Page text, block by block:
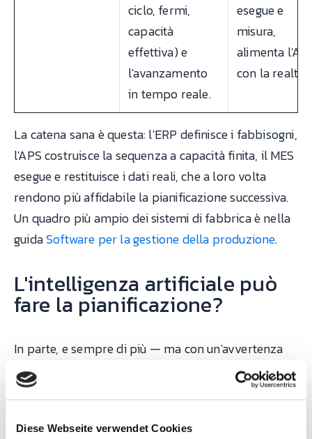
Diese Webseite verwendet Cookies
ciclo, fermi,
capacità
effettiva) e
l'avanzamento
in tempo reale.
esegue e
misura,
alimenta
con la realtà.
La catena sana è questa: l'ERP definisce i fabbisogni,
l'APS costruisce la sequenza a capacità finita, il MES
esegue e restituisce i dati reali, che a loro volta
rendono più affidabile la pianificazione successiva.
Un quadro più ampio dei sistemi di fabbrica è nella
guidaSoftware per la gestione della produzione.
L'intelligenza artificiale può
fare la pianificazione?
In parte, e sempre di più — ma con un'avvertenza
onesta. Gli algoritmi sono molto efficaci nel
risolvere problemi di sequenziamento complessi
scenari di ripianificazione in pochi secondi quando